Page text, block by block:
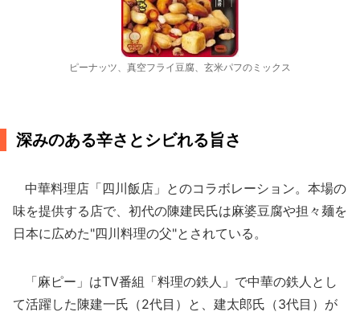
ピーナッツ、真空フライ豆腐、玄米パフのミックス
深みのある辛さとシビれる旨さ
中華料理店「四川飯店」とのコラボレーション。本場の
味を提供する店で、初代の陳建民氏は麻婆豆腐や担々麺を
日本に広めた"四川料理の父"とされている。
「麻ピー」はTV番組「料理の鉄人」で中華の鉄人とし
て活躍した陳建一氏（2代目）と、建太郎氏（3代目）が